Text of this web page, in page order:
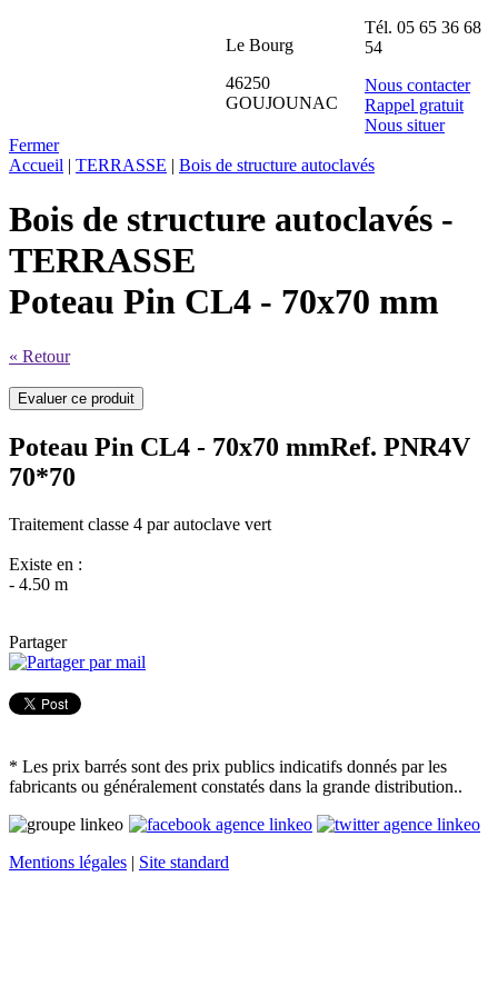
Le Bourg
46250
GOUJOUNAC
Tél. 05 65 36 68
54
Nous contacter
Rappel gratuit
Nous situer
Fermer
Accueil | TERRASSE | Bois de structure autoclavés
Bois de structure autoclavés -
TERRASSE
Poteau Pin CL4 - 70x70 mm
« Retour
Poteau Pin CL4 - 70x70 mmRef. PNR4V
70*70
Traitement classe 4 par autoclave vert
Existe en :
- 4.50 m
Partager
* Les prix barrés sont des prix publics indicatifs donnés par les
fabricants ou généralement constatés dans la grande distribution..
Mentions légales | Site standard